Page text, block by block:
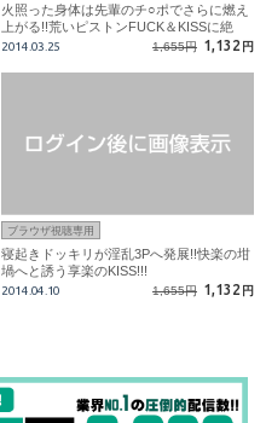
火照った身体は先輩のチ○ポでさらに燃え
上がる!!荒いピストンFUCK＆KISSに絶
頂!!!
2014.03.25 1,655円 1,132 円
ブラウザ視聴専用
寝起きドッキリが淫乱3Pへ発展!!快楽の坩
堝へと誘う享楽のKISS!!!
2014.04.10 1,655円 1,132 円